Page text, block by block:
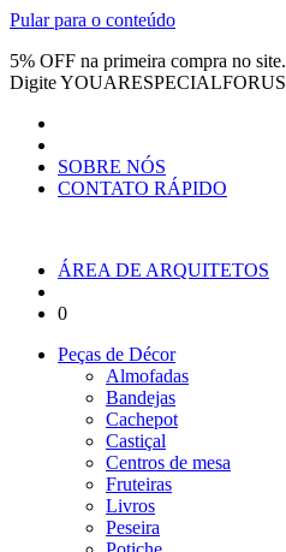
Pular para o conteúdo
5% OFF na primeira compra no site.
DigiteYOUARESPECIALFORUS
SOBRE NÓS
CONTATO RÁPIDO
ÁREA DE ARQUITETOS
0
Peças de Décor
Almofadas
Bandejas
Cachepot
Castiçal
Centros de mesa
Fruteiras
Livros
Peseira